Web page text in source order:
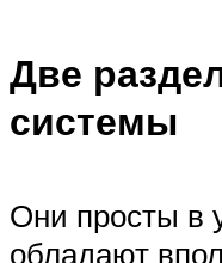
Две
системы
Они просты в
обладают